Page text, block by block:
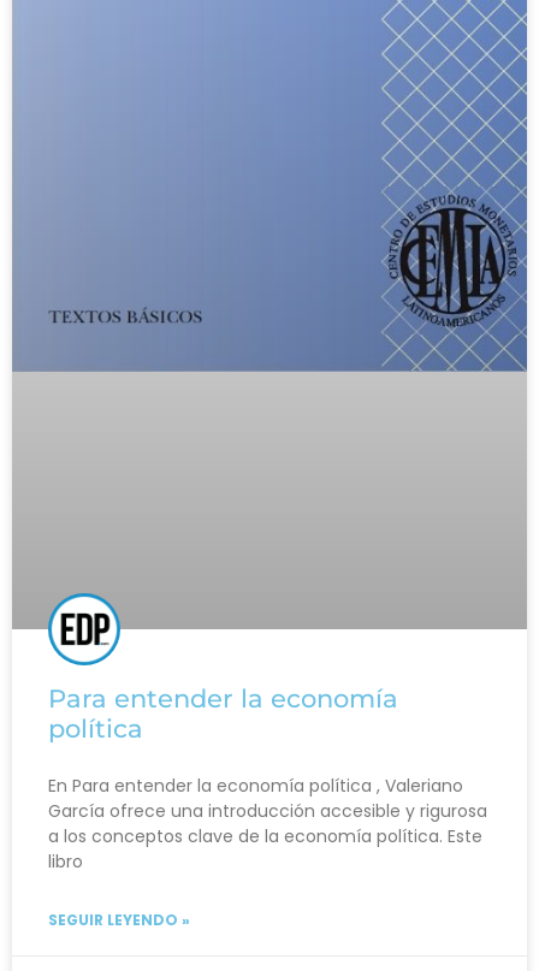
Para entender la economía
política
En Para entender la economía política , Valeriano
García ofrece una introducción accesible y rigurosa
a los conceptos clave de la economía política. Este
libro
SEGUIR LEYENDO »